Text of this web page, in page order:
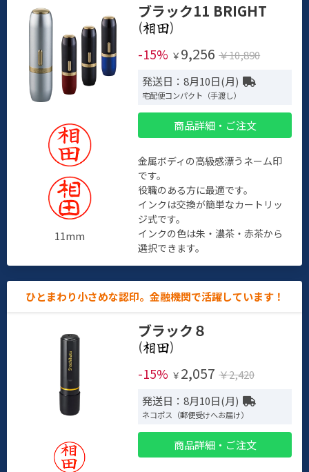
11mm
ブラック11 BRIGHT
(
)
-15% ￥ 9,256 ￥10,890
発送日：8月10日(月)
宅配便コンパクト（手渡し）
商品詳細・ご注文
金属ボディの高級感漂うネーム印
です。
役職のある方に最適です。
インクは交換が簡単なカートリッ
ジ式です。
インクの色は朱・濃茶・赤茶から
選択できます。
ひとまわり小さめな認印。金融機関で活躍しています！
ブラック８
(
)
-15% ￥ 2,057 ￥2,420
発送日：8月10日(月)
ネコポス（郵便受けへお届け）
商品詳細・ご注文